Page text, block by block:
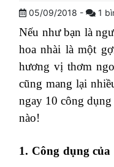
05/09/2018 - 1
Nếu như bạn là
hoa nhài là một
hương vị thơm
cũng mang lại
ngay 10 công
nào!
1. Công dụng